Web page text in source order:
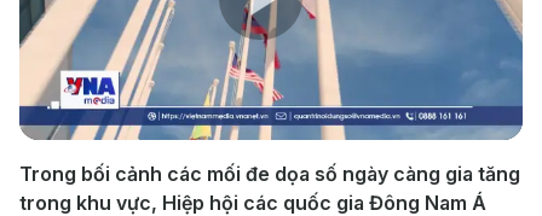
Play
Video
Trong bối cảnh các mối đe dọa số ngày càng gia tăng
trong khu vực, Hiệp hội các quốc gia Đông Nam Á